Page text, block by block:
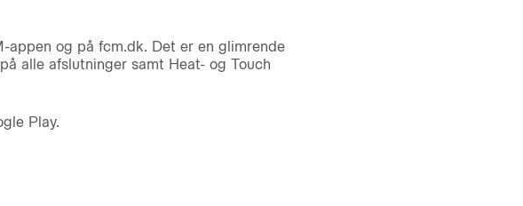
og på fcm.dk. Det er en glimrende
alle afslutninger samt Heat- og Touch
Play.